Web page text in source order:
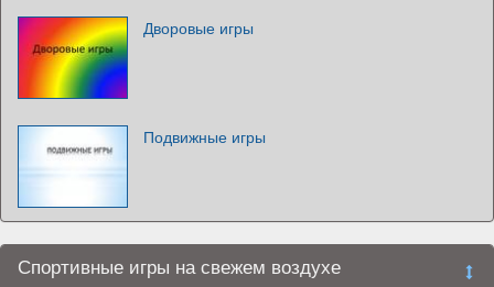
Дворовые игры
Подвижные игры
Спортивные игры на свежем воздухе